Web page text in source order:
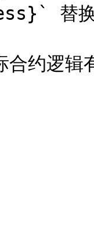
替换